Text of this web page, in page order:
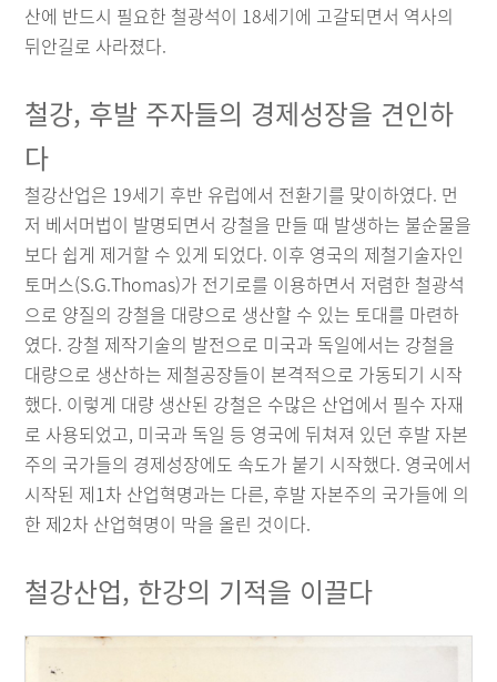
산에 반드시 필요한 철광석이 18세기에 고갈되면서 역사의
뒤안길로 사라졌다.
철강, 후발 주자들의 경제성장을 견인하
다
철강산업은 19세기 후반 유럽에서 전환기를 맞이하였다. 먼
저 베서머법이 발명되면서 강철을 만들 때 발생하는 불순물을
보다 쉽게 제거할 수 있게 되었다. 이후 영국의 제철기술자인
토머스(S.G.Thomas)가 전기로를 이용하면서 저렴한 철광석
으로 양질의 강철을 대량으로 생산할 수 있는 토대를 마련하
였다. 강철 제작기술의 발전으로 미국과 독일에서는 강철을
대량으로 생산하는 제철공장들이 본격적으로 가동되기 시작
했다. 이렇게 대량 생산된 강철은 수많은 산업에서 필수 자재
로 사용되었고, 미국과 독일 등 영국에 뒤쳐져 있던 후발 자본
주의 국가들의 경제성장에도 속도가 붙기 시작했다. 영국에서
시작된 제1차 산업혁명과는 다른, 후발 자본주의 국가들에 의
한 제2차 산업혁명이 막을 올린 것이다.
철강산업, 한강의 기적을 이끌다